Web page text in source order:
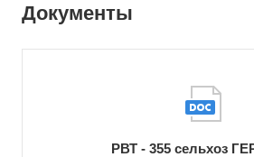
Документы
РВТ - 355 сельхоз